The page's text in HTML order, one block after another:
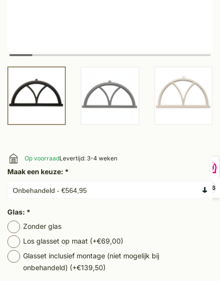
9,6
Op voorraadLevertijd: 3-4 weken
Maak een keuze: *
Glas: *
Zonder glas
Los glasset op maat (+€69,00)
Glasset inclusief montage (niet mogelijk bij
onbehandeld) (+€139,50)